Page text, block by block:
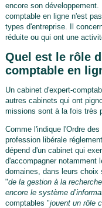
encore son
comptable en ligne n'est
types d'entreprise. Il
réduite ou qui ont une
Quel est le rôle
comptable en
Un cabinet d'expert-
autres cabinets qui ont
missions sont à la fois très
Comme l'indique l'Ordre
profession libérale
dépend d'un cabinet qui
d'accompagner notamment
domaines, dans leurs choix
"de la gestion à la
encore le système
comptables "jouent un rôle